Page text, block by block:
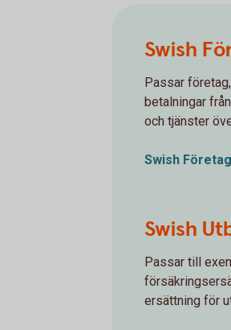
Swish
Passar
betalningar
och tjänster
Swish Företag
Swish
Passar till
ersättning för